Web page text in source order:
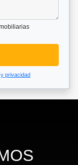
privacidad